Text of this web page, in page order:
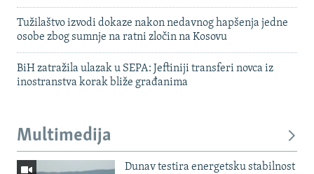
Tužilaštvo izvodi dokaze nakon nedavnog hapšenja jedne
osobe zbog sumnje na ratni zločin na Kosovu
BiH zatražila ulazak u SEPA: Jeftiniji transferi novca iz
inostranstva korak bliže građanima
Multimedija
Dunav testira energetsku stabilnost